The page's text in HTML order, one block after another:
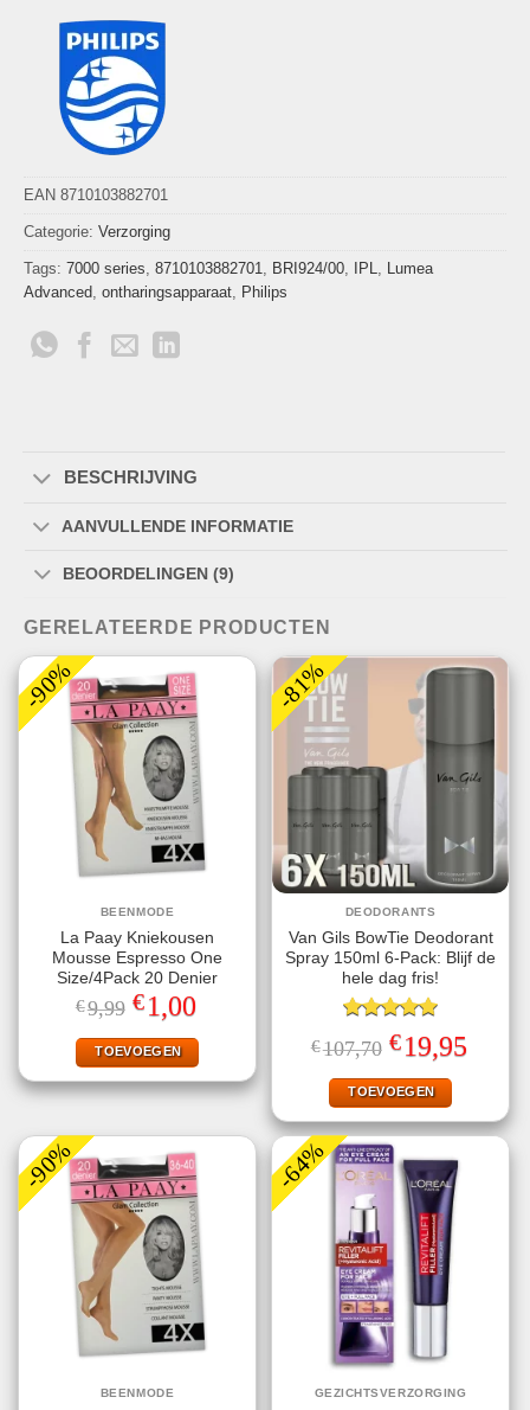
EAN 8710103882701
Categorie: Verzorging
Tags: 7000 series, 8710103882701, BRI924/00, IPL, Lumea
Advanced, ontharingsapparaat, Philips
BESCHRIJVING
AANVULLENDE INFORMATIE
BEOORDELINGEN (9)
GERELATEERDE PRODUCTEN
-90%
BEENMODE
La Paay Kniekousen
Mousse Espresso One
Size/4Pack 20 Denier
€9,99 Oorspronkelijke
prijs
was:
€9,99.
€1,00
is:
€1,00.
TOEVOEGEN
-81%
DEODORANTS
Van Gils BowTie Deodorant
Spray 150ml 6-Pack: Blijf de
hele dag fris!
Gewaardeerd
5.00uit 5
€107,70 Oorspronkelijke
prijs
was:
€107,70.
€19,95
TOEVOEGEN
-90%
BEENMODE
-64%
GEZICHTSVERZORGING